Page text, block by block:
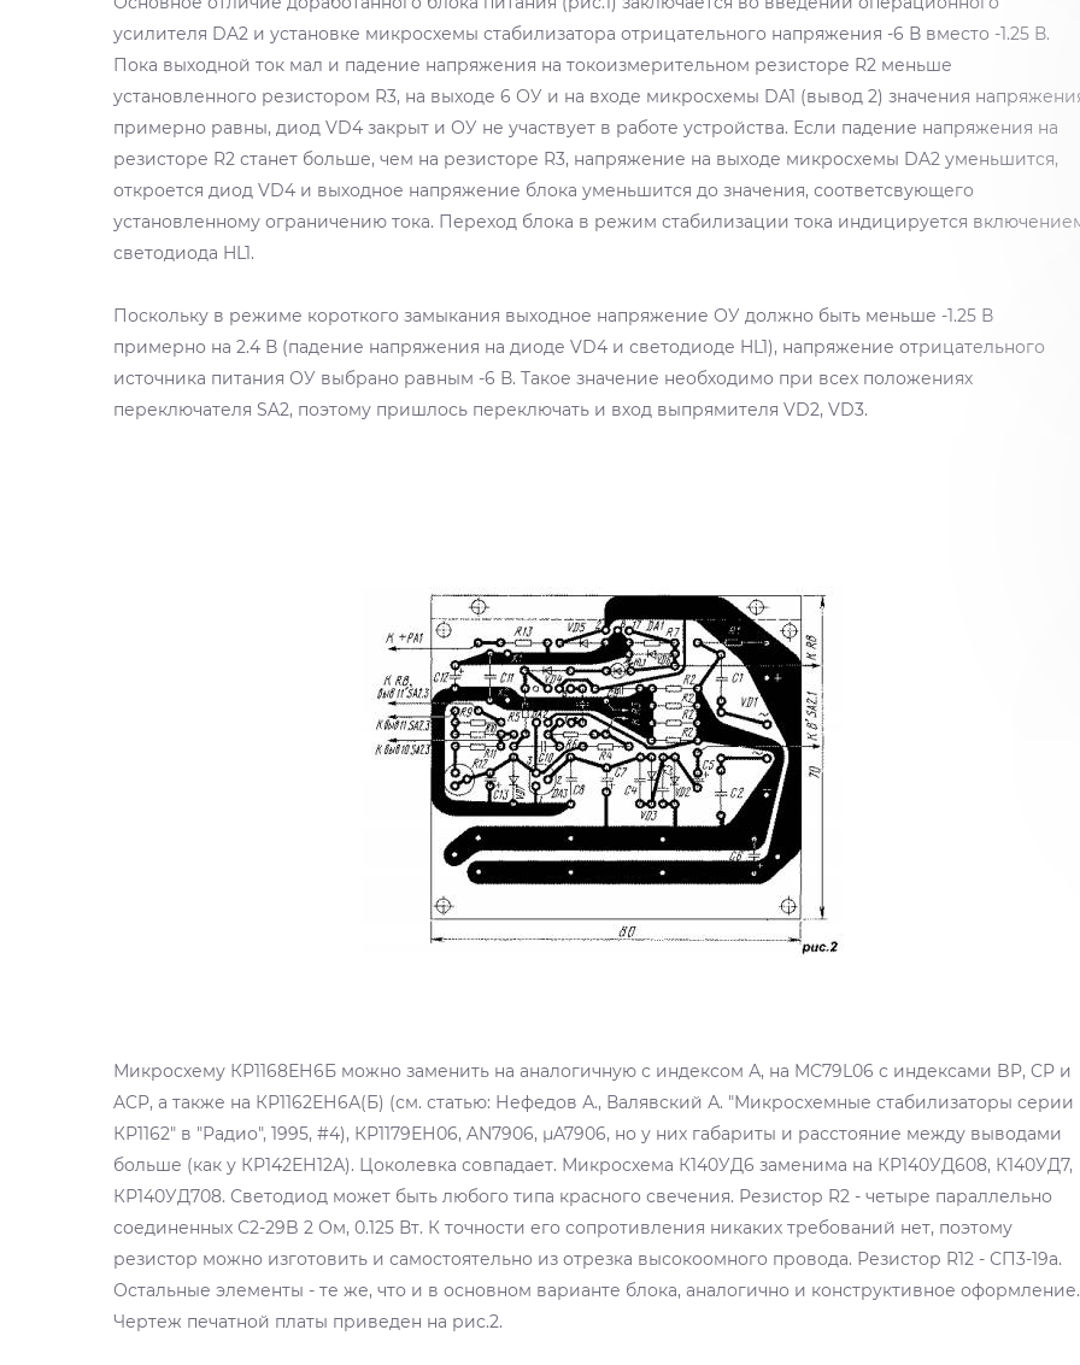
усилителя DA2 и установке микросхемы стабилизатора отрицательного напряжения -6 В вместо -1.25 В.
Пока выходной ток мал и падение напряжения на токоизмерительном резисторе R2 меньше
установленного резистором R3, на выходе 6 ОУ и на входе микросхемы DA1 (вывод 2) значения
примерно равны, диод VD4 закрыт и ОУ не участвует в работе устройства. Если падение напряжения на
резисторе R2 станет больше, чем на резисторе R3, напряжение на выходе микросхемы DA2 уменьшится,
откроется диод VD4 и выходное напряжение блока уменьшится до значения, соответсвующего
установленному ограничению тока. Переход блока в режим стабилизации тока индицируется
светодиода HL1.
Поскольку в режиме короткого замыкания выходное напряжение ОУ должно быть меньше -1.25 В
примерно на 2.4 В (падение напряжения на диоде VD4 и светодиоде HL1), напряжение отрицательного
источника питания ОУ выбрано равным -6 В. Такое значение необходимо при всех положениях
переключателя SA2, поэтому пришлось переключать и вход выпрямителя VD2, VD3.
Микросхему КР1168ЕН6Б можно заменить на аналогичную с индексом А, на MC79L06 с индексами BP, CP и
ACP, а также на КР1162ЕН6А(Б) (см. статью: Нефедов А., Валявский А. "Микросхемные стабилизаторы серии
КР1162" в "Радио", 1995, #4), КР1179ЕН06, AN7906, µA7906, но у них габариты и расстояние между выводами
больше (как у КР142ЕН12А). Цоколевка совпадает. Микросхема К140УД6 заменима на КР140УД608, К140УД7,
КР140УД708. Светодиод может быть любого типа красного свечения. Резистор R2 - четыре параллельно
соединенных С2-29B 2 Ом, 0.125 Вт. К точности его сопротивления никаких требований нет, поэтому
резистор можно изготовить и самостоятельно из отрезка высокоомного провода. Резистор R12 - СП3-19а.
Остальные элементы - те же, что и в основном варианте блока, аналогично и конструктивное оформление.
Чертеж печатной платы приведен на рис.2.